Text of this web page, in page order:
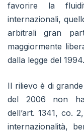
favorire la
internazionali,
arbitrali gran
maggiormente
dalla legge del 1994.
Il rilievo è di
del 2006 non ha
dell’art. 1341, co.
internazionalità,